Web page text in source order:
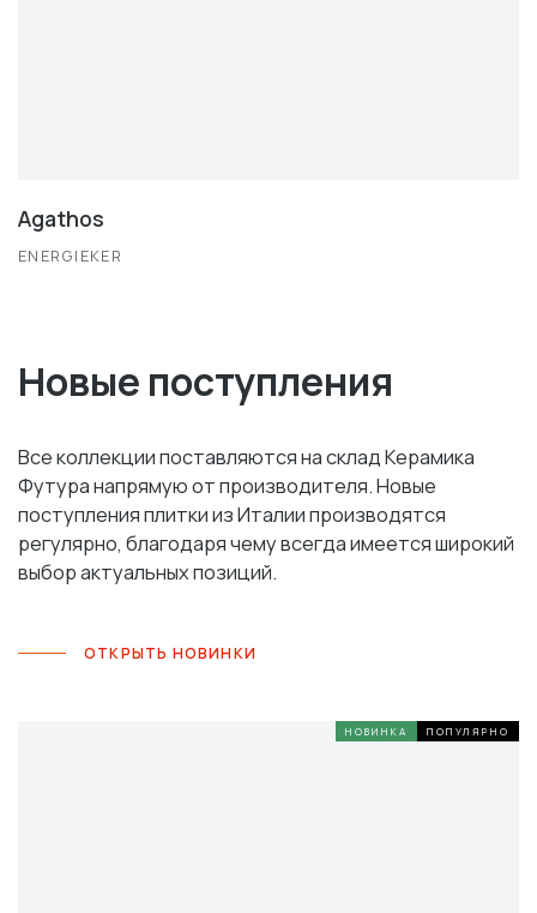
Agathos
ENERGIEKER
Новые поступления
Все коллекции поставляются на склад Керамика
Футура напрямую от производителя. Новые
поступления плитки из Италии производятся
регулярно, благодаря чему всегда имеется широкий
выбор актуальных позиций.
ОТКРЫТЬ НОВИНКИ